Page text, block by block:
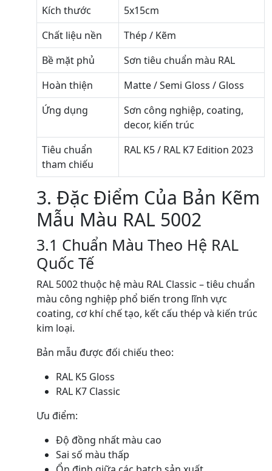
Kích thước
5x15cm
Chất liệu nền
Thép / Kẽm
Bề mặt phủ
Sơn tiêu chuẩn màu RAL
Hoàn thiện
Matte / Semi Gloss / Gloss
Ứng dụng
Sơn công nghiệp, coating,
decor, kiến trúc
Tiêu chuẩn
tham chiếu
RAL K5 / RAL K7 Edition 2023
3. Đặc Điểm Của Bản Kẽm
Mẫu Màu RAL 5002
3.1 Chuẩn Màu Theo Hệ RAL
Quốc Tế
RAL 5002 thuộc hệ màu RAL Classic – tiêu chuẩn
màu công nghiệp phổ biến trong lĩnh vực
coating, cơ khí chế tạo, kết cấu thép và kiến trúc
kim loại.
Bản mẫu được đối chiếu theo:
RAL K5 Gloss
RAL K7 Classic
Ưu điểm:
Độ đồng nhất màu cao
Sai số màu thấp